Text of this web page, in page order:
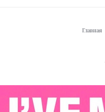
Главная